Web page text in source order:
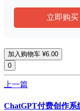
立即购买
加入购物车 ¥6.00
0
上一篇
ChatGPT付费创作系